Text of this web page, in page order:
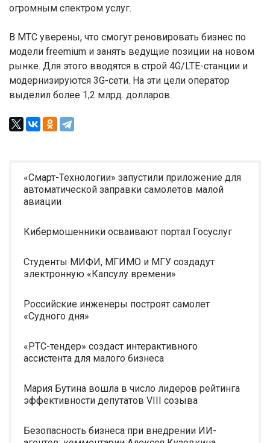
огромным спектром услуг.
В МТС уверены, что смогут реновировать бизнес по
модели freemium и занять ведущие позиции на новом
рынке. Для этого вводятся в строй 4G/LTE-станции и
модернизируются 3G-сети. На эти цели оператор
выделил более 1,2 млрд. долларов.
«Смарт-Технологии» запустили приложение для
автоматической заправки самолетов малой
авиации
Кибермошенники осваивают портал Госуслуг
Студенты МИФИ, МГИМО и МГУ создадут
электронную «Капсулу времени»
Российские инженеры построят самолет
«Судного дня»
«РТС-тендер» создаст интерактивного
ассистента для малого бизнеса
Мария Бутина вошла в число лидеров рейтинга
эффективности депутатов VIII созыва
Безопасность бизнеса при внедрении ИИ-